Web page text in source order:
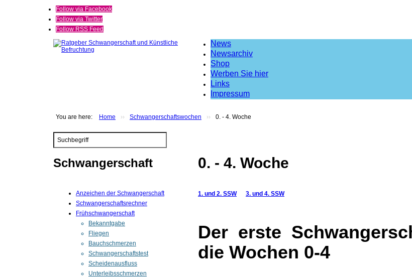
Follow via Facebook
Follow via Twitter
Follow RSS Feed
News
Newsarchiv
Shop
Werben Sie hier
Links
Impressum
You are here: Home ›› Schwangerschaftswochen ›› 0. - 4. Woche
Search
Schwangerschaft
Anzeichen der Schwangerschaft
Schwangerschaftsrechner
Frühschwangerschaft
Bekanntgabe
Fliegen
Bauchschmerzen
Schwangerschaftstest
Scheidenausfluss
Unterleibsschmerzen
0. - 4. Woche
1. und 2. SSW 3. und 4. SSW
Der erste
die Wochen 0-4